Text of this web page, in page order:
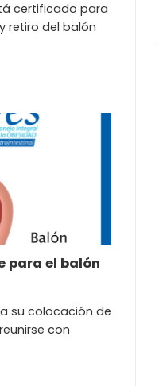
certificado para
retiro del balón
para el balón
su colocación de
con